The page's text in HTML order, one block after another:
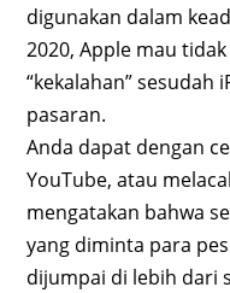
digunakan dalam
2020, Apple mau
“kekalahan” sesudah
pasaran.
Anda dapat dengan
YouTube, atau
mengatakan bahwa
yang diminta para
dijumpai di lebih dari